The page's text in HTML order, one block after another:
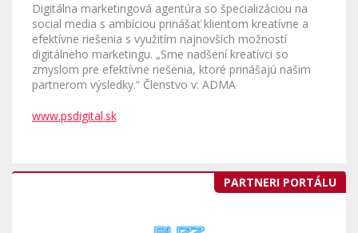
Digitálna marketingová agentúra so špecializáciou na
social media s ambíciou prinášať klientom kreatívne a
efektívne riešenia s využitím najnovších možností
digitálneho marketingu. „Sme nadšení kreatívci so
zmyslom pre efektívne riešenia, ktoré prinášajú našim
partnerom výsledky.“ Členstvo v: ADMA
www.psdigital.sk
PARTNERI PORTÁLU